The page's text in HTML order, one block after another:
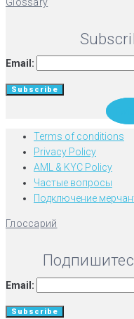
Email:
Terms of conditions
Privacy Policy
AML & KYC Policy
Частые вопросы
Подключение
Глоссарий
Email: